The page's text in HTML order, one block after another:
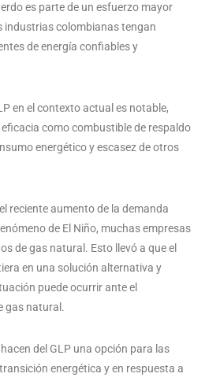
es parte de un esfuerzo mayor
industrias colombianas tengan
de energía confiables y
en el contexto actual es notable,
como combustible de respaldo
energético y escasez de otros
reciente aumento de la demanda
de El Niño, muchas empresas
de gas natural. Esto llevó a que el
en una solución alternativa y
puede ocurrir ante el
gas natural.
del GLP una opción para las
energética y en respuesta a